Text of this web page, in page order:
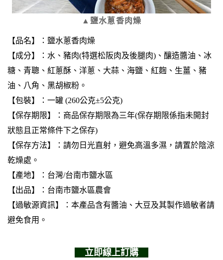
▲鹽水蔥香肉燥
【品名】：鹽水蔥香肉燥
【成分】：水、豬肉(特選松阪肉及後腿肉)、釀造醬油、冰
糖、青聰、紅蔥酥、洋蔥、大蒜、海鹽、紅麴、生薑、豬
油、八角、黑胡椒粉。
【包裝】：一罐 (260公克±5公克)
【保存期限】： 商品保存期限為三年(保存期限係指未開封
狀態且正常條件下之保存)
【保存方法】：請勿日光直射，避免高溫多濕，請置於陰涼
乾燥處。
【產地】：台灣/台南市鹽水區
【出品】：台南市鹽水區農會
【過敏源資訊】：本產品含有醬油、大豆及其製作過敏者請
避免食用 。
立即線上訂購